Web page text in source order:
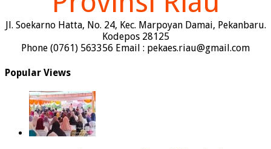
Jl. Soekarno Hatta, No. 24, Kec. Marpoyan Damai, Pekanbaru.
Kodepos 28125
Phone (0761) 563356 Email : pekaes.riau@gmail.com
Popular Views